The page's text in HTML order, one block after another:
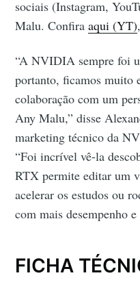
sociais (Instagram,
Malu. Confiraaqui (YT)
“A NVIDIA sempre foi
portanto, ficamos muito
colaboração com um
Any Malu,” disse
marketing técnico da
“Foi incrível vê-la
RTX permite editar um
acelerar os estudos ou
com mais desempenho
FICHA